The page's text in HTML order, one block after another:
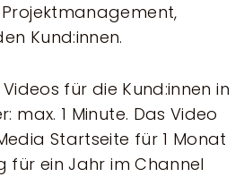
Kund:innen.
für die Kund:innen in
max. 1 Minute. Das Video
Startseite für 1 Monat
für ein Jahr im Channel